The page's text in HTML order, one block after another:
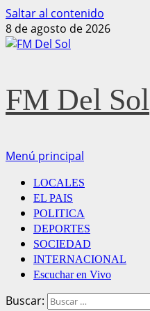
Saltar al contenido
8 de agosto de 2026
FM Del Sol
Menú principal
LOCALES
EL PAIS
POLITICA
DEPORTES
SOCIEDAD
INTERNACIONAL
Escuchar en Vivo
Buscar: